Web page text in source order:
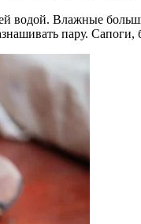
водой. Влажные
пару.